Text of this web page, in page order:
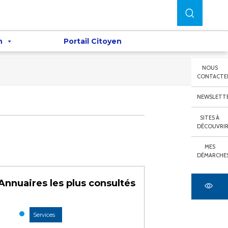
Portail Citoyen
NOUS
SITES À
MES
les plus consultés
Services